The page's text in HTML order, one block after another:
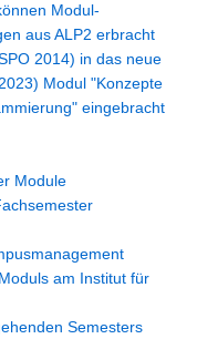
Modul-
aus ALP2 erbracht
2014) in das neue
Modul "Konzepte
eingebracht
Module
am Institut für
Semesters